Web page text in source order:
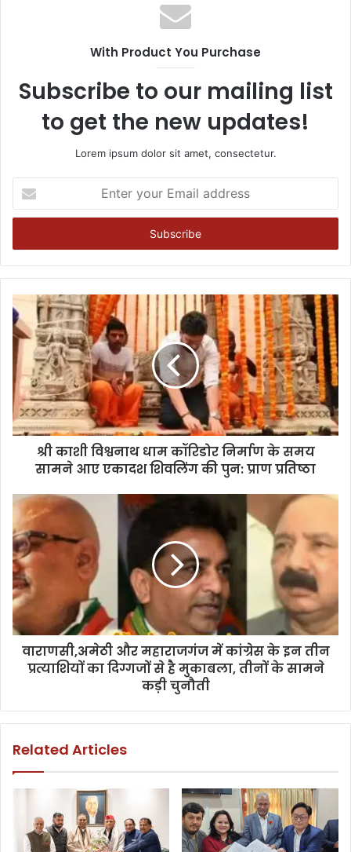
With Product You Purchase
Subscribe to our mailing list
to get the new updates!
Lorem ipsum dolor sit amet, consectetur.
your
Email
श्री काशी विश्वनाथ धाम कॉरिडोर निर्माण के समय
सामने आए एकादश शिवलिंग की पुन: प्राण प्रतिष्ठा
वाराणसी,अमेठी और महाराजगंज में कांग्रेस के इन तीन
प्रत्याशियों का दिग्गजों से है मुकाबला, तीनों के सामने
कड़ी चुनौती
Related Articles